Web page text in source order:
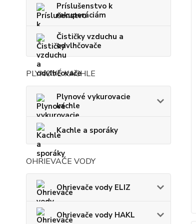
Príslušenstvo k
rekuperáciám
Čističky vzduchu a
odvlhčovače
PLYNOVÉ KACHLE
Plynové vykurovacie
kachle
Kachle a sporáky
OHRIEVAČE VODY
Ohrievače vody ELIZ
Ohrievače vody HAKL